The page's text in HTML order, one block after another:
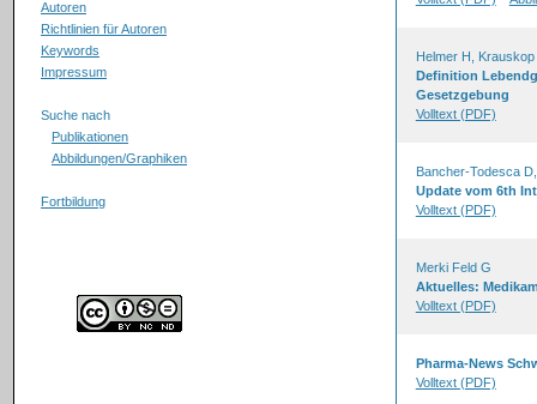
Autoren
Richtlinien für Autoren
Keywords
Impressum
Suche nach
Publikationen
Abbildungen/Graphiken
Fortbildung
Helmer H, Krauskop
Definition
Gesetzgebung
Volltext (PDF)
Bancher-Todesca
Update vom 6th
Volltext (PDF)
Merki Feld G
Aktuelles:
Volltext (PDF)
Pharma-News
Volltext (PDF)